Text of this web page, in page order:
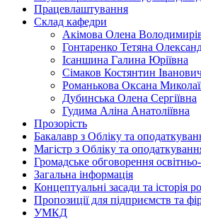
Працевлаштування
Склад кафедри
Акімова Олена
Гонтаренко Тетяна
Ісаншина Галина Юріївна
Сімаков Костянтин
Романькова Оксана
Дубинська Олена Сергіївна
Гудима Аліна Анатоліївна
Прозорість
Бакалавр з Обліку та
Магістр з Обліку та
Громадське обговорення
Загальна інформація
Концептуальні засади та історія
Пропозиції для підприємств та
УМКД